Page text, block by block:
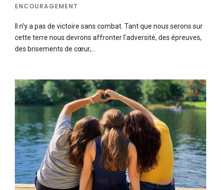
ENCOURAGEMENT
Il n’y a pas de victoire sans combat. Tant que nous serons sur
cette terre nous devrons affronter l’adversité, des épreuves,
des brisements de cœur,…